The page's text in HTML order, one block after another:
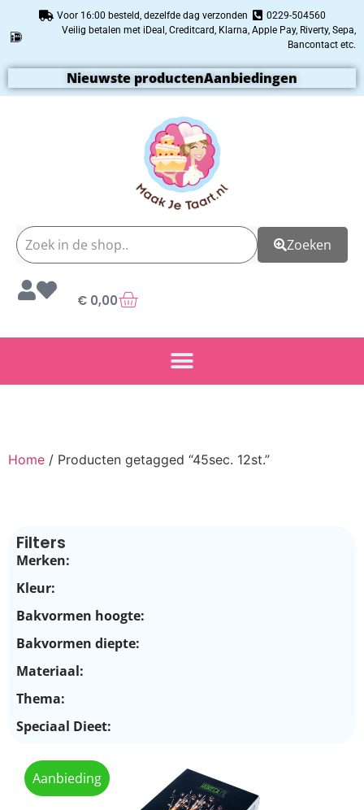
Voor 16:00 besteld, dezelfde dag verzonden
0229-504560
Veilig betalen met iDeal, Creditcard, Klarna, Apple Pay, Riverty, Sepa,
Bancontact etc.
Nieuwste productenAanbiedingen
Zoeken
€ 0,00
Home / Producten getagged “45sec. 12st.”
Filters
Merken:
Kleur:
Bakvormen hoogte:
Bakvormen diepte:
Materiaal:
Thema:
Speciaal Dieet:
Aanbieding